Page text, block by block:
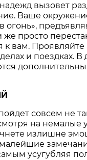
вызовет
Ваше
огонь»,
же просто
к вам.
и поездках.
совсем не
на немалые
излишне
усугубляя